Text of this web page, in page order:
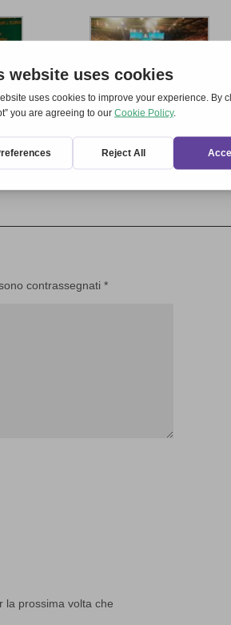
contrassegnati*
la prossima volta che